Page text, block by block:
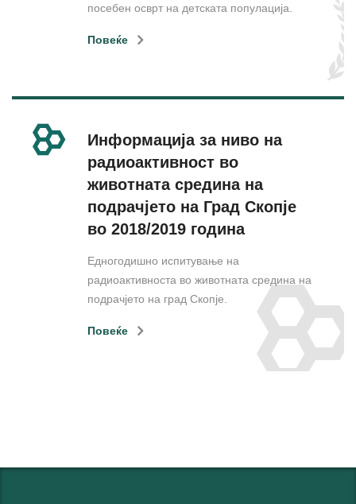
посебен осврт на детската популација.
Повеќе
Информација за ниво на
радиоактивност во
животната средина на
подрачјето на Град Скопје
во 2018/2019 година
Едногодишно испитување на
радиоактивноста во животната средина на
подрачјето на град Скопје.
Повеќе